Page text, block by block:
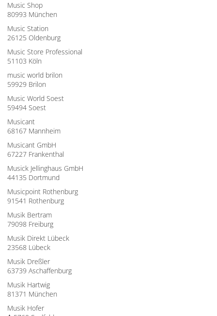
Music Shop
80993 München
Music Station
26125 Oldenburg
Music Store Professional
51103 Köln
music world brilon
59929 Brilon
Music World Soest
59494 Soest
Musicant
68167 Mannheim
Musicant GmbH
67227 Frankenthal
Musick Jellinghaus GmbH
44135 Dortmund
Musicpoint Rothenburg
91541 Rothenburg
Musik Bertram
79098 Freiburg
Musik Direkt Lübeck
23568 Lübeck
Musik Dreßler
63739 Aschaffenburg
Musik Hartwig
81371 München
Musik Hofer